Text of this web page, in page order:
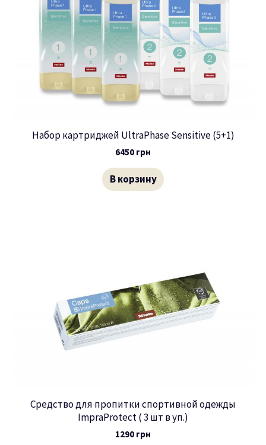
Набор картриджей UltraPhase Sensitive (5+1)
6450 грн
В корзину
Средство для пропитки спортивной одежды
ImpraProtect ( 3 шт в уп.)
1290 грн